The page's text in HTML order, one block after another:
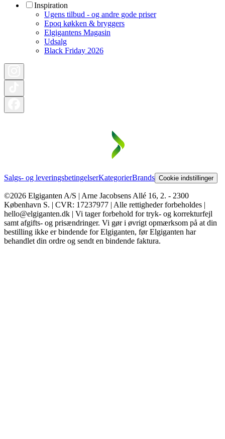
Inspiration
Ugens tilbud - og andre gode priser
Epoq køkken & bryggers
Elgigantens Magasin
Udsalg
Black Friday 2026
Salgs- og leveringsbetingelserKategorierBrands Cookie indstillinger
©2026 Elgiganten A/S | Arne Jacobsens Allé 16, 2. - 2300
København S. | CVR: 17237977 | Alle rettigheder forbeholdes |
hello@elgiganten.dk | Vi tager forbehold for tryk- og korrekturfejl
samt afgifts- og prisændringer. Vi gør i øvrigt opmærksom på at din
bestilling ikke er bindende for Elgiganten, før Elgiganten har
behandlet din ordre og sendt en bindende faktura.